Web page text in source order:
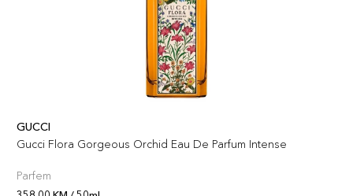
GUCCI
Gucci Flora Gorgeous Orchid Eau De Parfum Intense
Parfem